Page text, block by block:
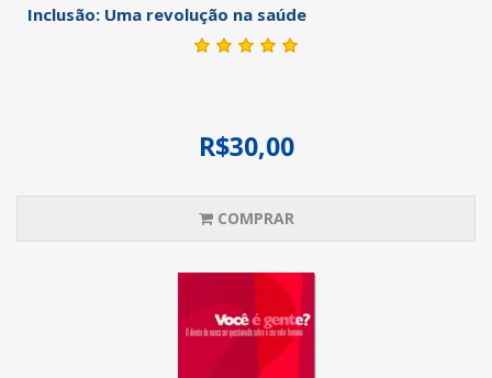
Inclusão: Uma revolução na saúde
R$30,00
COMPRAR